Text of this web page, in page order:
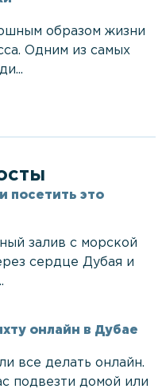
образом жизни
Одним из самых
посетить это
залив с морской
сердце Дубая и
онлайн в Дубае
все делать онлайн.
подвезти домой или